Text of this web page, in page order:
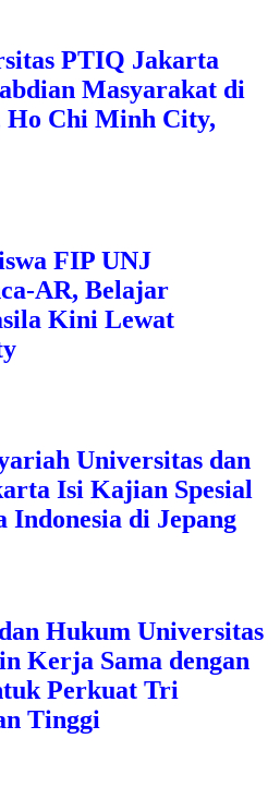
PTIQ Jakarta
Masyarakat di
Chi Minh City,
FIP UNJ
AR, Belajar
Kini Lewat
Universitas dan
Isi Kajian Spesial
Indonesia di Jepang
Hukum Universitas
Kerja Sama dengan
Perkuat Tri
Tinggi